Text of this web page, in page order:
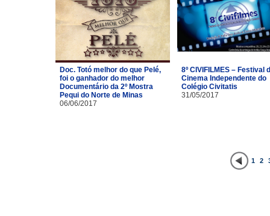
Doc. Totó melhor do que Pelé,
foi o ganhador do melhor
Documentário da 2º Mostra
Pequi do Norte de Minas
06/06/2017
8º CIVIFILMES – Festival
Cinema Independente do
Colégio Civitatis
31/05/2017
1 2